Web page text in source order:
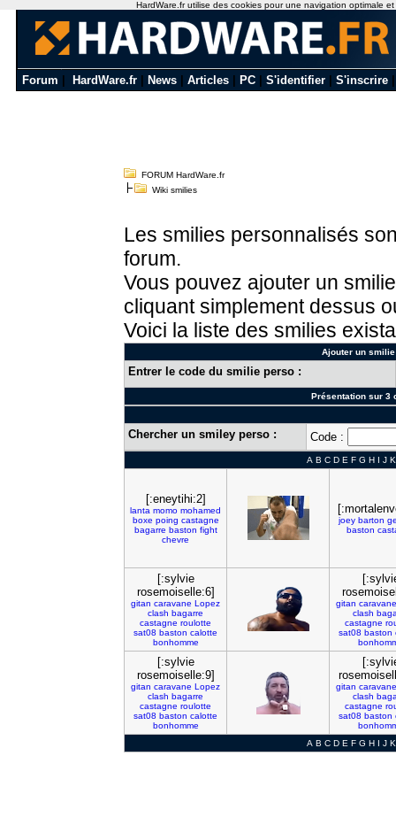
Forum HardWare.fr News Articles PC S'identifier S'inscrire
FORUM HardWare.fr
Wiki smilies
Les smilies personnalisés
forum.
Vous pouvez ajouter un
cliquant simplement dessus
Voici la liste des smilies
Ajouter un
Entrer le code du smilie perso :
Présentation sur 3
Chercher un smiley perso : Code :
A B C D E F G H I J K
[:eneytihi:2]
lanta momo mohamed
boxe poing castagne
bagarre baston fight
chevre
joey barton
baston
[:sylvie
rosemoiselle:6]
gitan caravane Lopez
clash bagarre
castagne roulotte
sat08 baston calotte
bonhomme
gitan caravane
clash
castagne
sat08 baston
[:sylvie
rosemoiselle:9]
gitan caravane Lopez
clash bagarre
castagne roulotte
sat08 baston calotte
bonhomme
gitan caravane
clash
castagne
sat08 baston
A B C D E F G H I J K
HardWare.fr utilise des cookies pour une navigation optimale